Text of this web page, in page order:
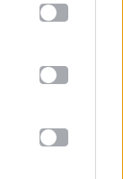
more Google
including but
may click to
tags to